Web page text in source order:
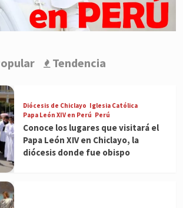
Tendencia
Diócesis de Chiclayo Iglesia Católica
Papa León XIV en Perú Perú
Conoce los lugares que visitará el
Papa León XIV en Chiclayo, la
diócesis donde fue obispo